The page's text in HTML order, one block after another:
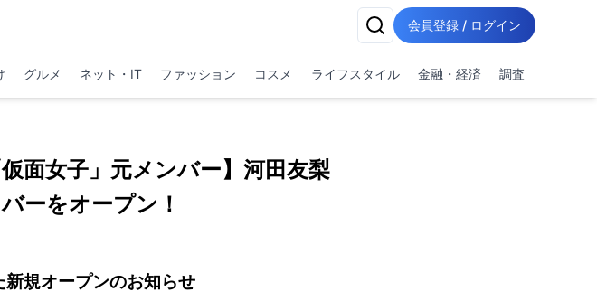
会員登録 / ログイン
グルメ ネット・IT ファッション コスメ ライフスタイル 金融・経済 調査
面女子」元メンバー】河田友梨
ーをオープン！
規オープンのお知らせ